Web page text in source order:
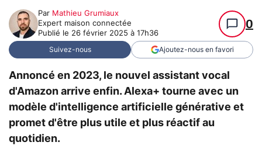
Par Mathieu Grumiaux
Expert maison connectée
Publié le 26 février 2025 à 17h36
0
Suivez-nous Ajoutez-nous en favori
Annoncé en 2023, le nouvel assistant vocal
d'Amazon arrive enfin. Alexa+ tourne avec un
modèle d'intelligence artificielle générative et
promet d'être plus utile et plus réactif au
quotidien.